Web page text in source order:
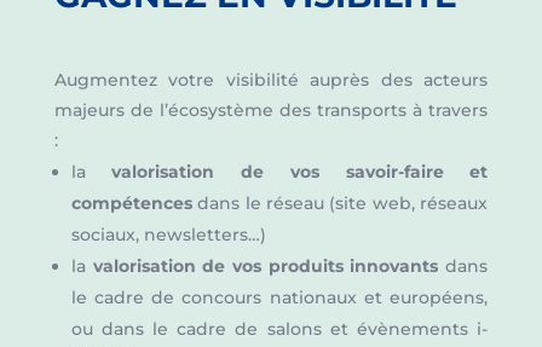
Augmentez votre visibilité auprès des acteurs
majeurs de l’écosystème des transports à travers
:
lavalorisation de vos savoir-faire et
compétencesdans le réseau (site web, réseaux
sociaux, newsletters…)
la valorisation de vos produits innovants dans
le cadre de concours nationaux et européens,
ou dans le cadre de salons et évènements i-